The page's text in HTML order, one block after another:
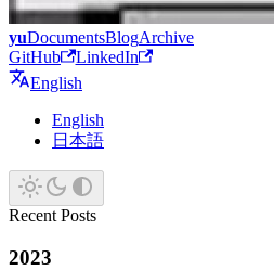
yuDocumentsBlogArchive
GitHub
LinkedIn
English
English
日本語
Recent Posts
2023